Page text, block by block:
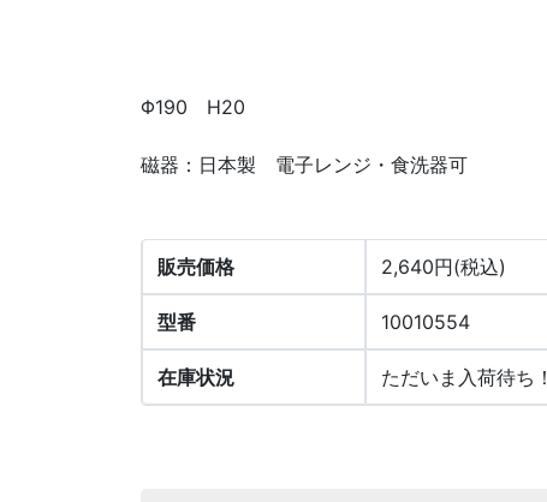
Φ190 H20
磁器：日本製 電子レンジ・食洗器可
販売価格 2,640円(税込)
型番 10010554
在庫状況 ただいま入荷待ち！